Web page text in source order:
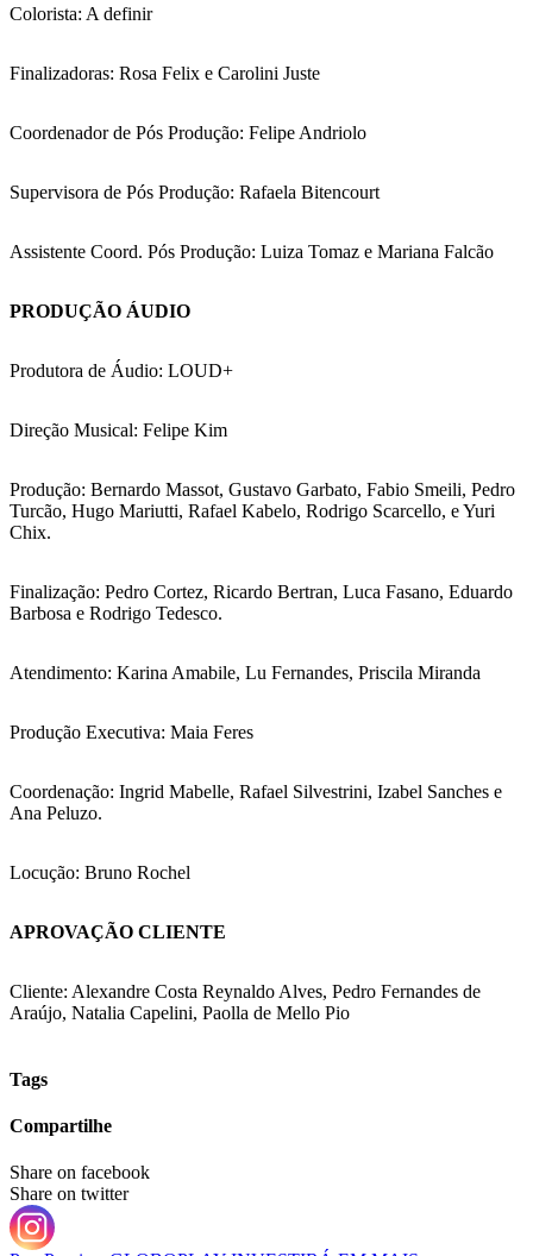
Colorista: A definir
Finalizadoras: Rosa Felix e Carolini Juste
Coordenador de Pós Produção: Felipe Andriolo
Supervisora de Pós Produção: Rafaela Bitencourt
Assistente Coord. Pós Produção: Luiza Tomaz e Mariana Falcão
PRODUÇÃO ÁUDIO
Produtora de Áudio: LOUD+
Direção Musical: Felipe Kim
Produção: Bernardo Massot, Gustavo Garbato, Fabio Smeili, Pedro
Turcão, Hugo Mariutti, Rafael Kabelo, Rodrigo Scarcello, e Yuri
Chix.
Finalização: Pedro Cortez, Ricardo Bertran, Luca Fasano, Eduardo
Barbosa e Rodrigo Tedesco.
Atendimento: Karina Amabile, Lu Fernandes, Priscila Miranda
Produção Executiva: Maia Feres
Coordenação: Ingrid Mabelle, Rafael Silvestrini, Izabel Sanches e
Ana Peluzo.
Locução: Bruno Rochel
APROVAÇÃO CLIENTE
Cliente: Alexandre Costa Reynaldo Alves, Pedro Fernandes de
Araújo, Natalia Capelini, Paolla de Mello Pio
Tags
Compartilhe
Share on facebook
Share on twitter